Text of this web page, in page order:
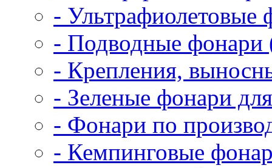
- Ультрафиолетовые
- Подводные фонари
- Крепления,
- Зеленые фонари
- Фонари по
- Кемпинговые